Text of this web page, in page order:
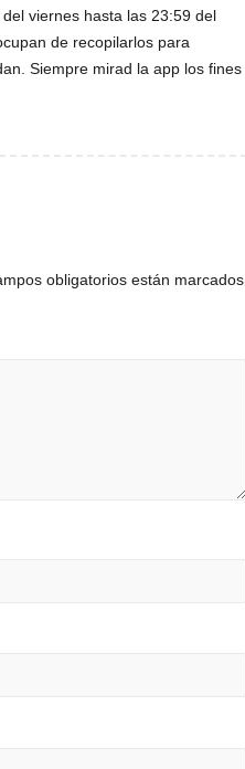
viernes hasta las 23:59 del
de recopilarlos para
Siempre mirad la app los fines
obligatorios están marcados